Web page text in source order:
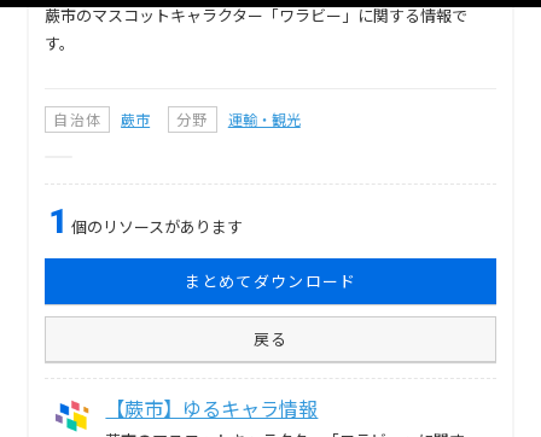
蕨市のマスコットキャラクター「ワラビー」に関する情報で
す。
自治体 蕨市 分野 運輸・観光
1 個のリソースがあります
まとめてダウンロード
戻る
【蕨市】ゆるキャラ情報